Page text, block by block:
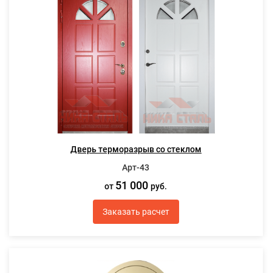
Дверь терморазрыв со стеклом
Арт-43
от 51 000руб.
Заказать расчет